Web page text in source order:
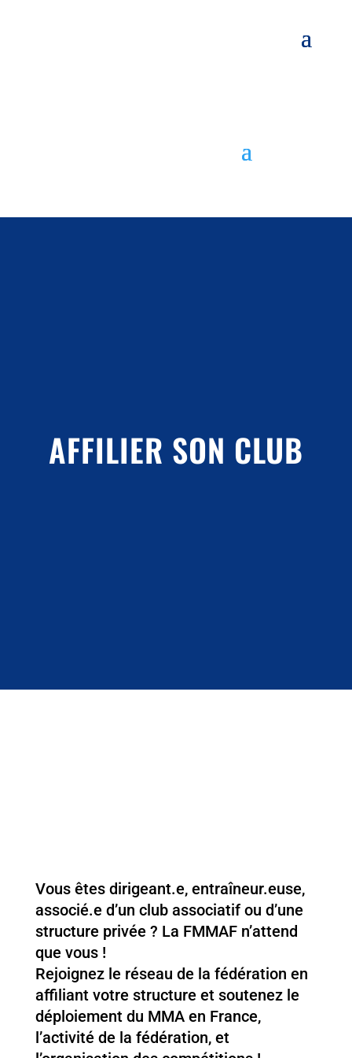
AFFILIER SON CLUB
Vous êtes dirigeant.e, entraîneur.euse,
associé.e d’un club associatif ou d’une
structure privée ? La FMMAF n’attend
que vous !
Rejoignez le réseau de la fédération en
affiliant votre structure et soutenez le
déploiement du MMA en France,
l’activité de la fédération, et